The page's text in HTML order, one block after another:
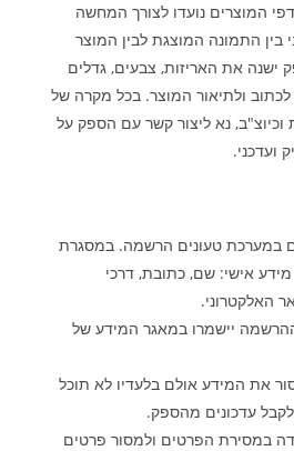
המוצרים נועדו לצורך המחשה
בין התמונה המוצגת לבין המוצר
ישנה את האריזות, צבעים, גדלים
לכתוב ולתיאור המוצר. בכל מקרה של
וכיוצ"ב, נא ליצור קשר עם הספק על
ועדכני.
במערכת טעונים הרשמה. במסגרת
אישי: שם, כתובת, דרכי
האלקטרוני.
יישמרו במאגר המידע של
את המידע אולם בלעדיו לא תוכל
עדכונים מהספק.
במסירת הפרטים ולמסור פרטים